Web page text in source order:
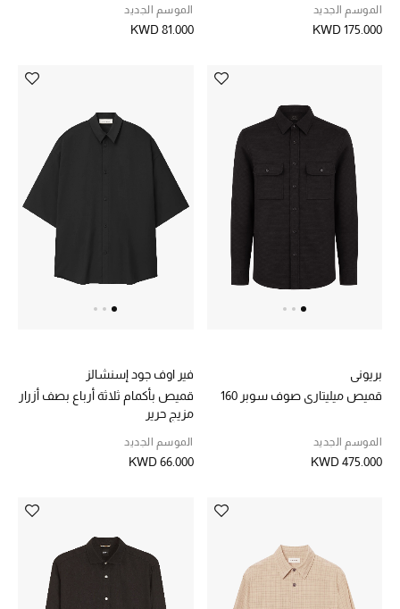
مكتشف العطور
العناية بالبشرة
مستحضرات العناية
مستحضرات الاستحمام والعناية بالجسم
العناية بالشعر
الصحة والعافية
هدايا
أبرز الماركات
تسوقوا أحدث الماركات
الموسم الجديد
KWD 175.000
الموسم الجديد
KWD 81.000
بريوني
قميص ميليتاري صوف سوبر 160
الموسم الجديد
KWD 475.000
فير اوف جود إسنشالز
قميص بأكمام ثلاثة أرباع بصف أزرار
مزيج حرير
الموسم الجديد
KWD 66.000